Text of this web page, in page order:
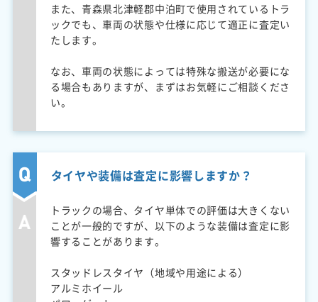
また、青森県北津軽郡中泊町で使用されているトラ
ックでも、車両の状態や仕様に応じて適正に査定い
たします。
なお、車両の状態によっては特殊な搬送が必要にな
る場合もありますが、まずはお気軽にご相談くださ
い。
タイヤや装備は査定に影響しますか？
トラックの場合、タイヤ単体での評価は大きくない
ことが一般的ですが、以下のような装備は査定に影
響することがあります。
スタッドレスタイヤ（地域や用途による）
アルミホイール